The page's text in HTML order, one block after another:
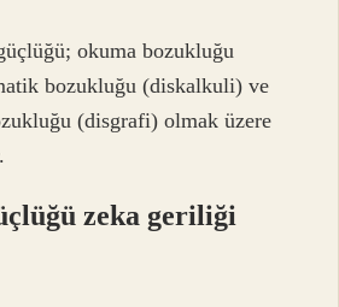
okuma bozukluğu
bozukluğu (diskalkuli) ve
(disgrafi) olmak üzere
zeka geriliği